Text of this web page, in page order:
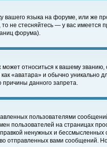
языка на форуме, или же
не стесняйтесь — у вас
форума).
относиться к вашему
«аватара» и обычно уникально
данного запрета.
пользователями
пользователей на страницах
ненужных и
отправленных вами сообщений.